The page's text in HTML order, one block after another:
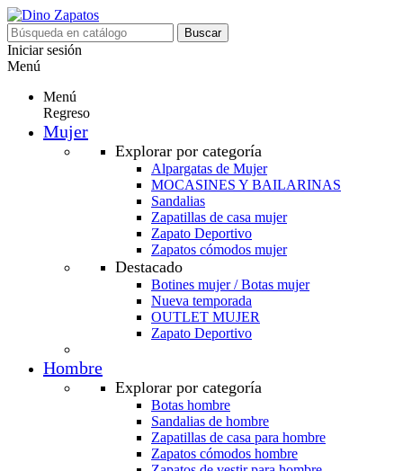
Buscar
Iniciar sesión
Menú
Menú
Regreso
Mujer
Explorar por categoría
Alpargatas de Mujer
MOCASINES Y BAILARINAS
Sandalias
Zapatillas de casa mujer
Zapato Deportivo
Zapatos cómodos mujer
Destacado
Botines mujer / Botas mujer
Nueva temporada
OUTLET MUJER
Zapato Deportivo
Hombre
Explorar por categoría
Botas hombre
Sandalias de hombre
Zapatillas de casa para hombre
Zapatos cómodos hombre